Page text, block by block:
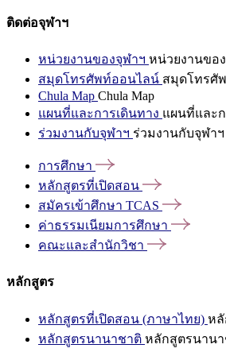
ติดต่อจุฬาฯ
หน่วยงานของจุฬาฯ หน่วยงานขอ
สมุดโทรศัพท์ออนไลน์ สมุดโทรศั
Chula Map Chula Map
แผนที่และการเดินทาง แผนที่และ
ร่วมงานกับจุฬาฯ ร่วมงานกับจุฬาฯ
การศึกษา
หลักสูตรที่เปิดสอน
สมัครเข้าศึกษา TCAS
ค่าธรรมเนียมการศึกษา
คณะและสำนักวิชา
หลักสูตร
หลักสูตรที่เปิดสอน (ภาษาไทย) หลั
หลักสูตรนานาชาติ หลักสูตรนาน